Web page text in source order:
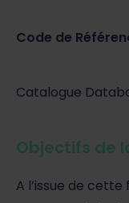
Code de
Catalogue
Objectifs de
A l’issue de